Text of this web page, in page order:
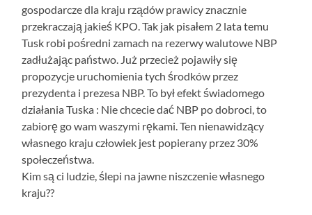
gospodarcze dla kraju rządów prawicy znacznie
przekraczają jakieś KPO. Tak jak pisałem 2 lata temu
Tusk robi pośredni zamach na rezerwy walutowe NBP
zadłużając państwo. Już przecież pojawiły się
propozycje uruchomienia tych środków przez
prezydenta i prezesa NBP. To był efekt świadomego
działania Tuska : Nie chcecie dać NBP po dobroci, to
zabiorę go wam waszymi rękami. Ten nienawidzący
własnego kraju człowiek jest popierany przez 30%
społeczeństwa.
Kim są ci ludzie, ślepi na jawne niszczenie własnego
kraju??